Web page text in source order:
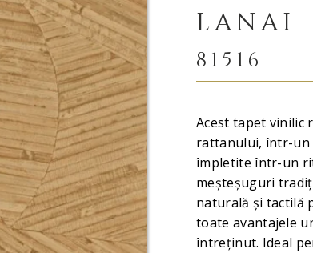
LANAI
81516
Acest tapet vinilic
rattanului, într-un
împletite într-un
meșteșuguri
naturală și tactilă
toate avantajele
întreținut. Ideal